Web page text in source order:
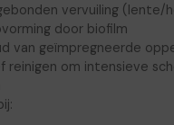
vervuiling (lente/
door biofilm
van geïmpregneerde
reinigen om intensieve